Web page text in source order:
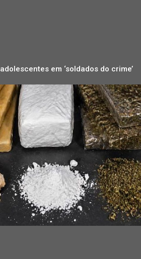
em ‘soldados do crime’